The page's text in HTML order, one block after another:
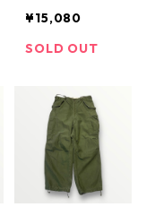
ズ カーキ ミリ
タリー 古着 古
¥15,080
SOLD OUT